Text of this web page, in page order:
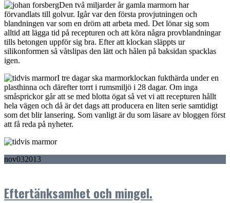
Den två miljarder år gamla marmorn har
förvandlats till golvur. Igår var den första provjutningen och
blandningen var som en dröm att arbeta med. Det lönar sig som
alltid att lägga tid på recepturen och att köra några provblandningar
tills betongen uppför sig bra. Efter att klockan släppts ur
silikonformen så våtslipas den lätt och hålen på baksidan spacklas
igen.
I tre dagar ska marmorklockan fukthärda under en
plasthinna och därefter torrt i rumsmiljö i 28 dagar. Om inga
småsprickor går att se med blotta ögat så vet vi att recepturen hållt
hela vägen och då är det dags att producera en liten serie samtidigt
som det blir lansering. Som vanligt är du som läsare av bloggen först
att få reda på nyheter.
nov032013
Eftertänksamhet och mingel.